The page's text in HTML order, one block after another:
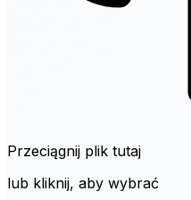
Przeciągnij plik tutaj
lub kliknij, aby wybrać